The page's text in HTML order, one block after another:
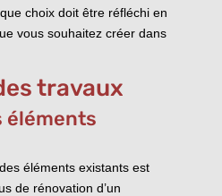
choix doit être réfléchi en
vous souhaitez créer dans
travaux
éléments
éléments existants est
de rénovation d’un